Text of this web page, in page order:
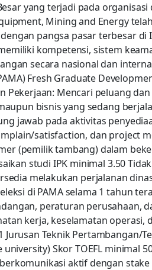
yang terjadi pada organisasi
Mining and Energy
pangsa pasar terbesar di
kompetensi, sistem
secara nasional dan
Fresh Graduate
Pekerjaan: Mencari peluang
bisnis yang sedang
jawab pada aktivitas
satisfaction, dan project
(pemilik tambang) dalam
studi IPK minimal 3.50
melakukan perjalanan
di PAMA selama 1 tahun
peraturan perusahaan,
kerja, keselamatan operasi,
Jurusan Teknik Pertambangan/
Skor TOEFL minimal
aktif dengan